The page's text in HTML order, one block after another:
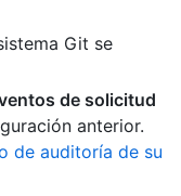
Git se
de solicitud
anterior.
de auditoría de su